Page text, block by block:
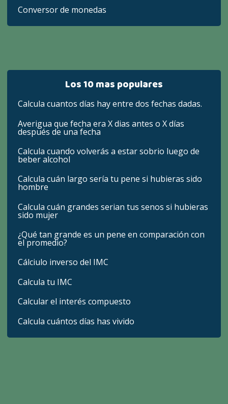
Conversor de monedas
Los 10 mas populares
Calcula cuantos días hay entre dos fechas dadas.
Averigua que fecha era X dias antes o X días
después de una fecha
Calcula cuando volverás a estar sobrio luego de
beber alcohol
Calcula cuán largo sería tu pene si hubieras sido
hombre
Calcula cuán grandes serian tus senos si hubieras
sido mujer
¿Qué tan grande es un pene en comparación con
el promedio?
Cálciulo inverso del IMC
Calcula tu IMC
Calcular el interés compuesto
Calcula cuántos días has vivido